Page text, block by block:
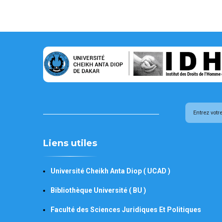
Liens utiles
Université Cheikh Anta Diop ( UCAD )
Bibliothèque Université ( BU )
Faculté des Sciences Juridiques Et Politiques